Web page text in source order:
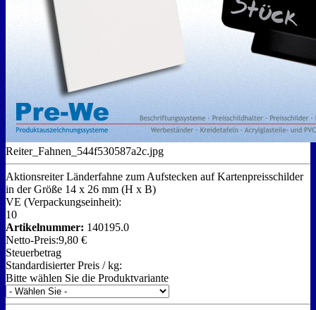
Reiter_Fahnen_544f530587a2c.jpg
Aktionsreiter Länderfahne zum Aufstecken auf Kartenpreisschilder
in der Größe 14 x 26 mm (H x B)
VE (Verpackungseinheit):
10
Artikelnummer: 140195.0
Netto-Preis:9,80 €
Steuerbetrag
Standardisierter Preis / kg:
Bitte wählen Sie die Produktvariante